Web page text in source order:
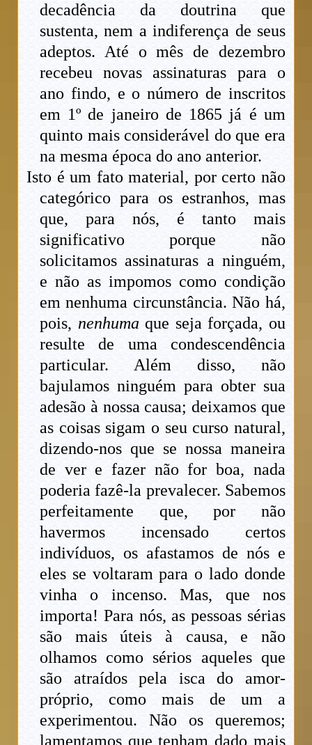
decadência da doutrina que
sustenta, nem a indiferença de seus
adeptos. Até o mês de dezembro
recebeu novas assinaturas para o
ano findo, e o número de inscritos
em 1º de janeiro de 1865 já é um
quinto mais considerável do que era
na mesma época do ano anterior.
Isto é um fato material, por certo não
categórico para os estranhos, mas
que, para nós, é tanto mais
significativo porque não
solicitamos assinaturas a ninguém,
e não as impomos como condição
em nenhuma circunstância. Não há,
pois, nenhuma que seja forçada, ou
resulte de uma condescendência
particular. Além disso, não
bajulamos ninguém para obter sua
adesão à nossa causa; deixamos que
as coisas sigam o seu curso natural,
dizendo-nos que se nossa maneira
de ver e fazer não for boa, nada
poderia fazê-la prevalecer. Sabemos
perfeitamente que, por não
havermos incensado certos
indivíduos, os afastamos de nós e
eles se voltaram para o lado donde
vinha o incenso. Mas, que nos
importa! Para nós, as pessoas sérias
são mais úteis à causa, e não
olhamos como sérios aqueles que
são atraídos pela isca do amor-
próprio, como mais de um a
experimentou. Não os queremos;
lamentamos que tenham dado mais